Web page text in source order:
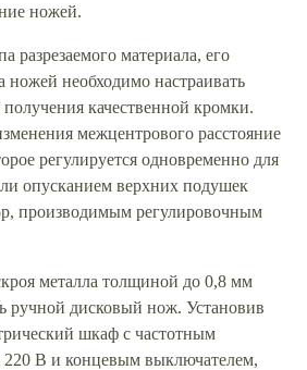
ножей.
разрезаемого материала, его
ножей необходимо настраивать
качественной кромки.
межцентрового расстояние
регулируется одновременно для
опусканием верхних подушек
производимым регулировочным
металла толщиной до 0,8 мм
ручной дисковый нож. Установив
шкаф с частотным
220 В и концевым выключателем,